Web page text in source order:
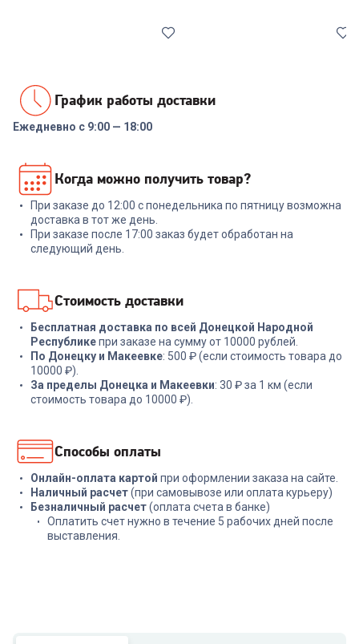
МФУ лазерное PANTUM
M6500W
15 989₽
+68 бонусов
2 299₽
График работы доставки
Ежедневно с 9:00 — 18:00
Когда можно получить товар?
При заказе до 12:00 с понедельника по пятницу возможна
доставка в тот же день.
При заказе после 17:00 заказ будет обработан на
следующий день.
Стоимость доставки
Бесплатная доставка по всей Донецкой Народной
Республикепри заказе на сумму от 10000 рублей.
По Донецку и Макеевке: 500 ₽ (если стоимость товара до
10000 ₽).
За пределы Донецка и Макеевки: 30 ₽ за 1 км (если
стоимость товара до 10000 ₽).
Способы оплаты
Онлайн-оплата картой при оформлении заказа на сайте.
Наличный расчет(при самовывозе или оплата курьеру)
Безналичный расчет(оплата счета в банке)
Оплатить счет нужно в течение 5 рабочих дней после
выставления.